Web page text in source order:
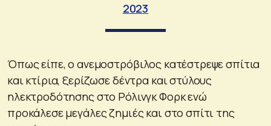
2023
Όπως είπε, ο ανεμοστρόβιλος κατέστρεψε σπίτια
και κτίρια, ξερίζωσε δέντρα και στύλους
ηλεκτροδότησης στο Ρόλινγκ Φορκ ενώ
προκάλεσε μεγάλες ζημιές και στο σπίτι της